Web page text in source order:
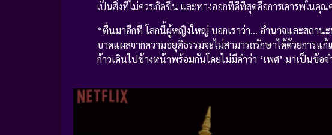
เป็นสิ่งที่ไม่ควรเกิดขึ้น และทางออกที่ดีที่สุดคือการเคารพในคุ
“ตื่นมาอีกที โลกนี้ผู้หญิงใหญ่ บอกเราว่า… อำนาจและสถาน
บาดแผลจากความอยุติธรรมจะไม่สามารถรักษาได้ด้วยการ
ก้าวเดินไปข้างหน้าพร้อมกันโดยไม่มีคำว่า ‘เพศ’ มาเป็นข้อ